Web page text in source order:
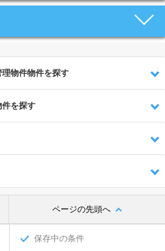
物件物件を探す
件を探す
ページの先頭へ
保存中の条件